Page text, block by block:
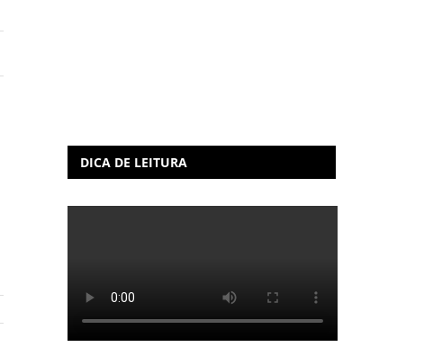
DICA DE LEITURA